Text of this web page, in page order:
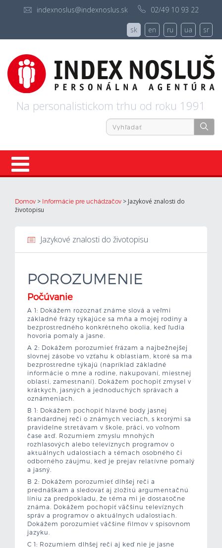
indexnoslus@indexnoslus.sk 02/49 10 93 22
sk en ru ua sr
Na personalistickom trhu od roku 1991
Mzdová kalkulačka
Zamestnávatelia
Kontakt
Domov > Informácie pre uchádzačov > Jazykové znalosti do
životopisu
Jazykové znalosti do životopisu
POROZUMENIE
Počúvanie
A 1: Dokážem rozoznať známe slová a veľmi
základné frázy týkajúce sa mňa a mojej rodiny a
bezprostredného konkrétneho okolia, keď ľudia
hovoria pomaly a jasne.
A 2: Dokážem porozumieť frázam a najbežnejšej
slovnej zásobe vo vzťahu k oblastiam, ktoré sa ma
bezprostredne týkajú (napríklad základné
informácie o mne a rodine, nakupovaní, miestnej
oblasti, zamestnaní). Dokážem pochopiť zmysel v
krátkych, jasných a jednoduchých správach a
oznámeniach.
B 1: Dokážem pochopiť hlavné body jasnej
štandardnej reči o známych veciach, s ktorými sa
pravidelne stretávam v škole, práci, vo voľnom
čase atď. Rozumiem zmyslu mnohých
rozhlasových alebo televíznych programov o
aktuálnych udalostiach a témach osobného či
odborného záujmu, keď je prejav relatívne pomalý
a jasný.
B 2: Dokážem porozumieť dlhšej reči a
prednáškam a sledovať aj zložitú argumentačnú
líniu za predpokladu, že téma mi je dostatočne
známa. Dokážem pochopiť väčšinu televíznych
správ a programov o aktuálnych udalostiach.
Dokážem porozumieť väčšine filmov v spisovnom
jazyku.
C 1: Rozumiem dlhšej reči aj keď nie je jasne